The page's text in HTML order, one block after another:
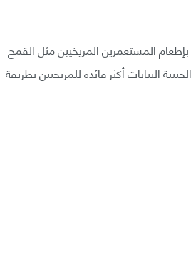
المستعمرين المريخيين مثل القمح
النباتات أكثر فائدة للمريخيين بطريقة